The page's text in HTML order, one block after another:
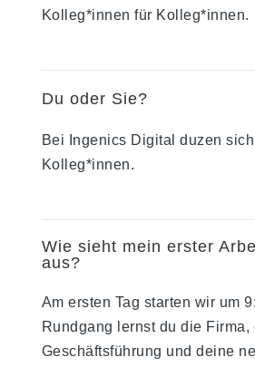
Kolleg*innen für Kolleg*innen.
Du oder Sie?
Bei Ingenics Digital duzen
Kolleg*innen.
Wie sieht mein erster
aus?
Am ersten Tag starten wir um
Rundgang lernst du die Firma,
Geschäftsführung und deine